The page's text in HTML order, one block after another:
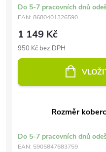
Do 5-7 pracovních dnů
EAN: 8680401326590
1 149 Kč
950 Kč bez DPH
Rozměr
Do 5-7 pracovních dnů
EAN: 5905847683759